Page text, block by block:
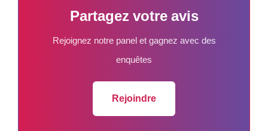
Partagez votre avis
Rejoignez notre panel et gagnez avec des
enquêtes
Rejoindre